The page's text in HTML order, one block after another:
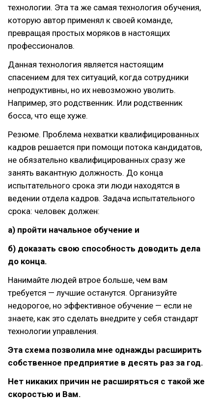
технологии. Эта та же самая технология обучения,
которую автор применял к своей команде,
превращая простых моряков в настоящих
профессионалов.
Данная технология является настоящим
спасением для тех ситуаций, когда сотрудники
непродуктивны, но их невозможно уволить.
Например, это родственник. Или родственник
босса, что еще хуже.
Резюме. Проблема нехватки квалифицированных
кадров решается при помощи потока кандидатов,
не обязательно квалифицированных сразу же
занять вакантную должность. До конца
испытательного срока эти люди находятся в
ведении отдела кадров. Задача испытательного
срока: человек должен:
а) пройти начальное обучение и
б) доказать свою способность доводить дела
до конца.
Нанимайте людей втрое больше, чем вам
требуется — лучшие останутся. Организуйте
недорогое, но эффективное обучение — если не
знаете, как это сделать внедрите у себя стандарт
технологии управления.
Эта схема позволила мне однажды расширить
собственное предприятие в десять раз за год.
Нет никаких причин не расширяться с такой же
скоростью и Вам.